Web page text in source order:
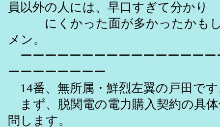
員以外の人には、早口すぎて分かり
にくかった面が多かったかもし
メン。
ーーーーーーーーーーーーーーーー
ーーーーーーーー
14番、無所属・鮮烈左翼の戸田で
まず、脱関電の電力購入契約の具
問します。